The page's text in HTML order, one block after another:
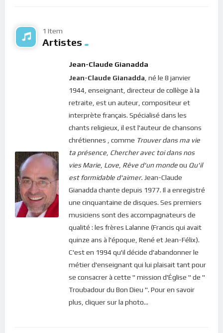
1 Item
Artistes
Jean-Claude Gianadda
Jean-Claude Gianadda , né le 8 janvier
1944, enseignant, directeur de collège à la
retraite, est un auteur, compositeur et
interprète français. Spécialisé dans les
chants religieux, il est l'auteur de chansons
chrétiennes , comme Trouver dans ma vie
ta présence Chercher avec toi dans nos
vies Marie Love Rêve d'un mondeou Qu'il
est formidable d'aimer. Jean-Claude
Gianadda chante depuis 1977. Il a enregistré
une cinquantaine de disques. Ses premiers
musiciens sont des accompagnateurs de
qualité : les frères Lalanne (Francis qui avait
quinze ans à l'époque, René et Jean-Félix).
C'est en 1994 qu'il décide d'abandonner le
métier d'enseignant qui lui plaisait tant pour
se consacrer à cette " mission d'Église " de "
Troubadour du Bon Dieu ". Pour en savoir
plus, cliquer sur la photo...